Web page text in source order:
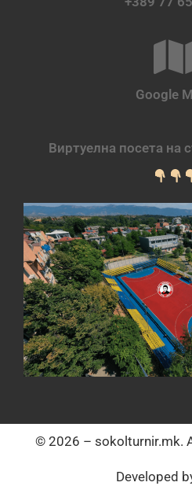
Google
Виртуелна посета на
© 2026 – sokolturnir.mk.
Developed